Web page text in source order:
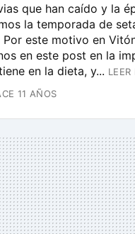
que han caído y la
la temporada de
Por este motivo en
en este post en la
en la dieta, y...
11 AÑOS